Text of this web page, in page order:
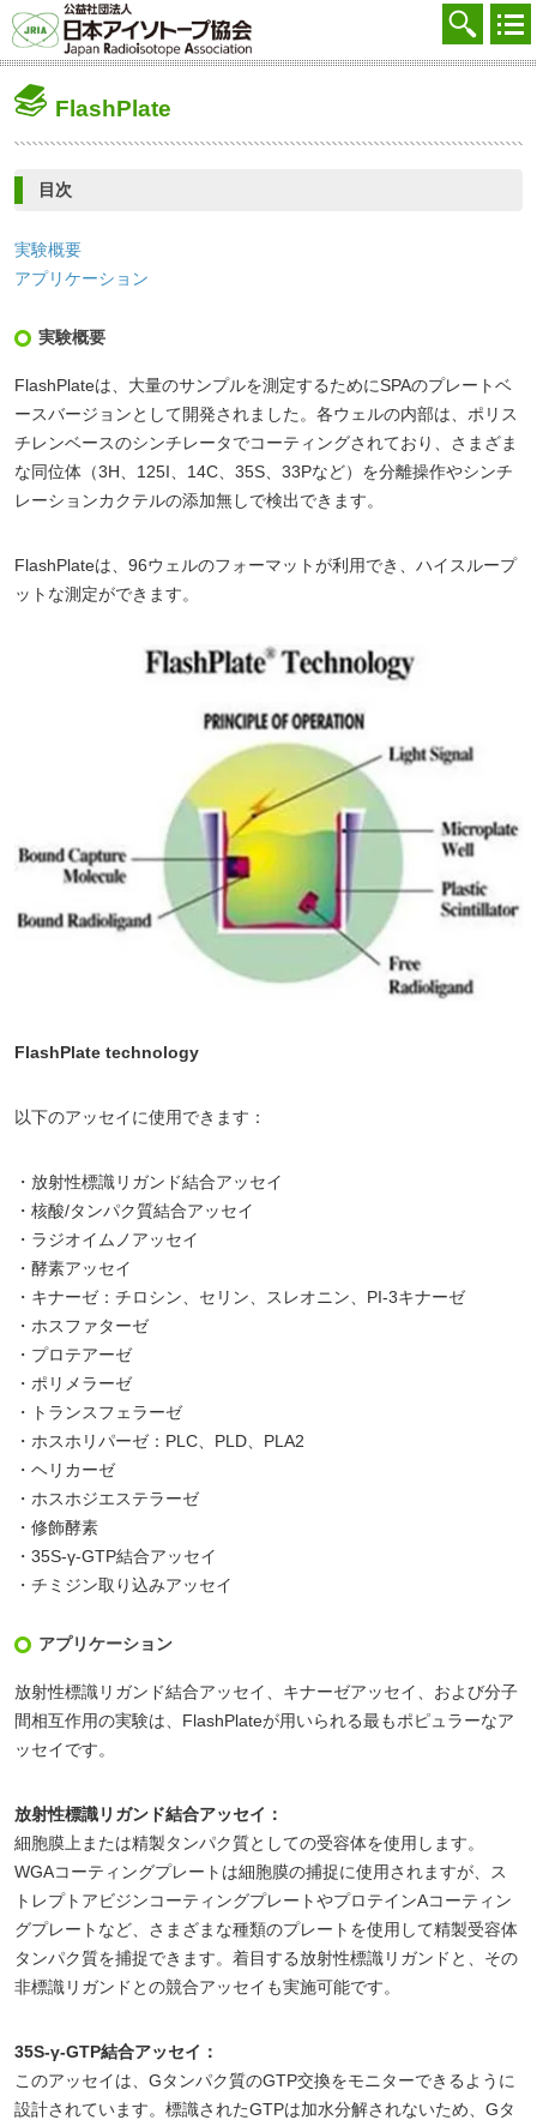
協会を知る
交通アクセス
採用
お問合せ
FlashPlate
目次
実験概要
アプリケーション
実験概要
FlashPlateは、大量のサンプルを測定するためにSPAのプレートベ
ースバージョンとして開発されました。各ウェルの内部は、ポリス
チレンベースのシンチレータでコーティングされており、さまざま
な同位体（3H、125I、14C、35S、33Pなど）を分離操作やシンチ
レーションカクテルの添加無しで検出できます。
FlashPlateは、96ウェルのフォーマットが利用でき、ハイスループ
ットな測定ができます。
FlashPlate technology
以下のアッセイに使用できます：
・放射性標識リガンド結合アッセイ
・核酸/タンパク質結合アッセイ
・ラジオイムノアッセイ
・酵素アッセイ
・キナーゼ：チロシン、セリン、スレオニン、PI-3キナーゼ
・ホスファターゼ
・プロテアーゼ
・ポリメラーゼ
・トランスフェラーゼ
・ホスホリパーゼ：PLC、PLD、PLA2
・ヘリカーゼ
・ホスホジエステラーゼ
・修飾酵素
・35S-γ-GTP結合アッセイ
・チミジン取り込みアッセイ
アプリケーション
放射性標識リガンド結合アッセイ、キナーゼアッセイ、および分子
間相互作用の実験は、FlashPlateが用いられる最もポピュラーなア
ッセイです。
放射性標識リガンド結合アッセイ：
細胞膜上または精製タンパク質としての受容体を使用します。
WGAコーティングプレートは細胞膜の捕捉に使用されますが、ス
トレプトアビジンコーティングプレートやプロテインAコーティン
グプレートなど、さまざまな種類のプレートを使用して精製受容体
タンパク質を捕捉できます。着目する放射性標識リガンドと、その
非標識リガンドとの競合アッセイも実施可能です。
35S-γ-GTP結合アッセイ：
このアッセイは、Gタンパク質のGTP交換をモニターできるように
設計されています。標識されたGTPは加水分解されないため、Gタ